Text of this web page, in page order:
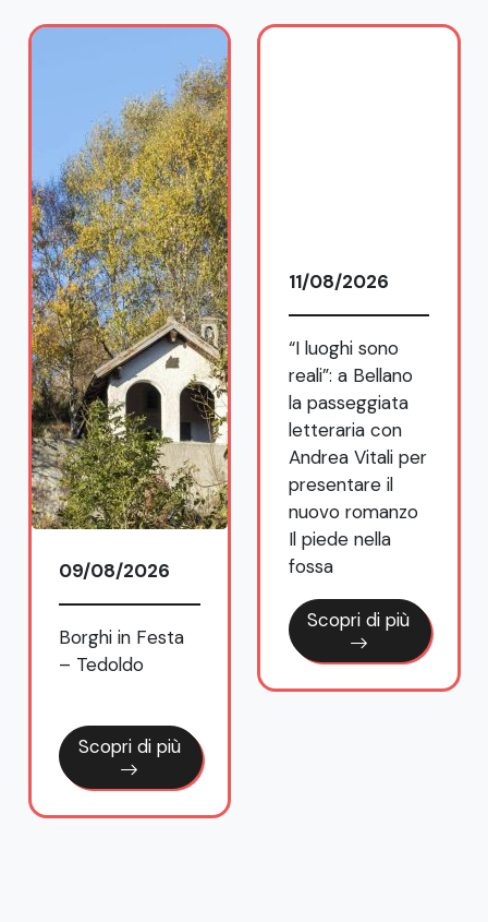
09/08/2026
Borghi in Festa
– Tedoldo
Scopri di più
11/08/2026
“I luoghi sono
reali”: a Bellano
la passeggiata